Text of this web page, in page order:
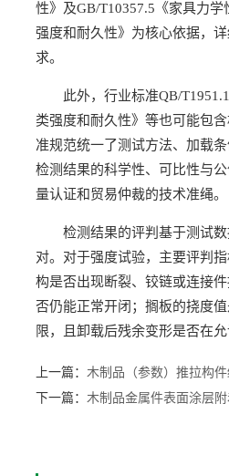
性》及GB/T10357.5《家具力
强度和耐久性》为核心依据，
求。
此外，行业标准QB/
类强度和耐久性》等也可能包
准规范统一了测试方法、加载
检测结果的科学性、可比性与
量认证和贸易仲裁的技术准绳。
检测结果的评判基于测试
对。对于强度试验，主要评判
构是否出现断裂、铰链或连接
否仍能正常开闭；搁板的挠度
限，且卸载后残余变形是否在允
上一篇： 木制品（参数）推拉构
下一篇： 木制品金属件表面涂层附